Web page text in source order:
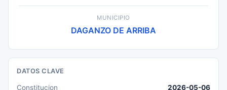
MUNICIPIO
DAGANZO DE ARRIBA
DATOS CLAVE
Constitucion 2026-05-06